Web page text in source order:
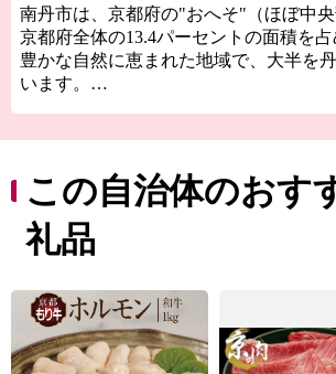
南丹市は、京都府の"おへそ"（ほぼ中央
京都府全体の13.4パーセントの面積を
豊かな自然に恵まれた地域で、大半を
います。
保存地区に選定されており、新緑や雪
化する景観で訪れる人々を癒してくれ
京都の台所として付加価値の高いお米
などを生産しているほか、木工や焼き
ふるさと納税を通じて、ぜひ、南丹市
をお楽しみください。
この自治体のおす
礼品